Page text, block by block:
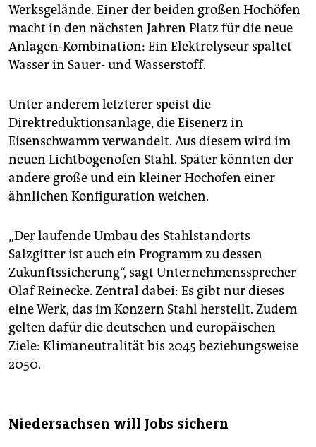
Werksgelände. Einer der beiden großen Hochöfen
macht in den nächsten Jahren Platz für die neue
Anlagen-Kombination: Ein Elektrolyseur spaltet
Wasser in Sauer- und Wasserstoff.
Unter anderem letzterer speist die
Direktreduktionsanlage, die Eisenerz in
Eisenschwamm verwandelt. Aus diesem wird im
neuen Lichtbogenofen Stahl. Später könnten der
andere große und ein kleiner Hochofen einer
ähnlichen Konfiguration weichen.
„Der laufende Umbau des Stahlstandorts
Salzgitter ist auch ein Programm zu dessen
Zukunftssicherung“, sagt Unternehmenssprecher
Olaf Reinecke. Zentral dabei: Es gibt nur dieses
eine Werk, das im Konzern Stahl herstellt. Zudem
gelten dafür die deutschen und europäischen
Ziele: Klimaneutralität bis 2045 beziehungsweise
2050.
Niedersachsen will Jobs sichern